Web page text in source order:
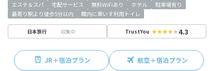
エステ＆スパ 宅配サービス 無料WiFiあり ホテル
駐車場有り
最寄り駅より徒歩5分以内
館内に車いす利用トイレ
日本旅行 収集中 TrustYou 4.3
JR＋宿泊プラン 航空＋宿泊プラン